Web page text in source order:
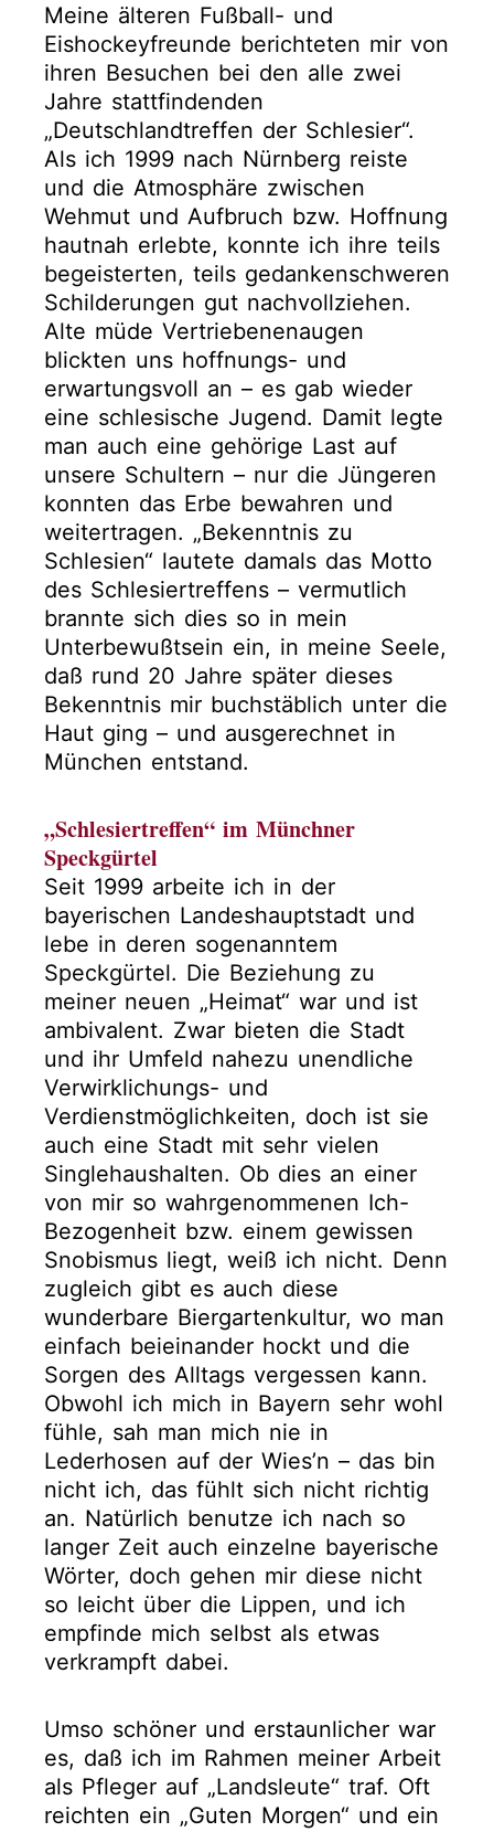
Meine älteren Fußball- und
Eishockeyfreunde berichteten mir von
ihren Besuchen bei den alle zwei
Jahre stattfindenden
„Deutschlandtreffen der Schlesier“.
Als ich 1999 nach Nürnberg reiste
und die Atmosphäre zwischen
Wehmut und Aufbruch bzw. Hoffnung
hautnah erlebte, konnte ich ihre teils
begeisterten, teils gedankenschweren
Schilderungen gut nachvollziehen.
Alte müde Vertriebenenaugen
blickten uns hoffnungs- und
erwartungsvoll an – es gab wieder
eine schlesische Jugend. Damit legte
man auch eine gehörige Last auf
unsere Schultern – nur die Jüngeren
konnten das Erbe bewahren und
weitertragen. „Bekenntnis zu
Schlesien“ lautete damals das Motto
des Schlesiertreffens – vermutlich
brannte sich dies so in mein
Unterbewußtsein ein, in meine Seele,
daß rund 20 Jahre später dieses
Bekenntnis mir buchstäblich unter die
Haut ging – und ausgerechnet in
München entstand.
„Schlesiertreffen“ im Münchner
Speckgürtel
Seit 1999 arbeite ich in der
bayerischen Landeshauptstadt und
lebe in deren sogenanntem
Speckgürtel. Die Beziehung zu
meiner neuen „Heimat“ war und ist
ambivalent. Zwar bieten die Stadt
und ihr Umfeld nahezu unendliche
Verwirklichungs- und
Verdienstmöglichkeiten, doch ist sie
auch eine Stadt mit sehr vielen
Singlehaushalten. Ob dies an einer
von mir so wahrgenommenen Ich-
Bezogenheit bzw. einem gewissen
Snobismus liegt, weiß ich nicht. Denn
zugleich gibt es auch diese
wunderbare Biergartenkultur, wo man
einfach beieinander hockt und die
Sorgen des Alltags vergessen kann.
Obwohl ich mich in Bayern sehr wohl
fühle, sah man mich nie in
Lederhosen auf der Wies’n – das bin
nicht ich, das fühlt sich nicht richtig
an. Natürlich benutze ich nach so
langer Zeit auch einzelne bayerische
Wörter, doch gehen mir diese nicht
so leicht über die Lippen, und ich
empfinde mich selbst als etwas
verkrampft dabei.
Umso schöner und erstaunlicher war
es, daß ich im Rahmen meiner Arbeit
als Pfleger auf „Landsleute“ traf. Oft
reichten ein „Guten Morgen“ und ein